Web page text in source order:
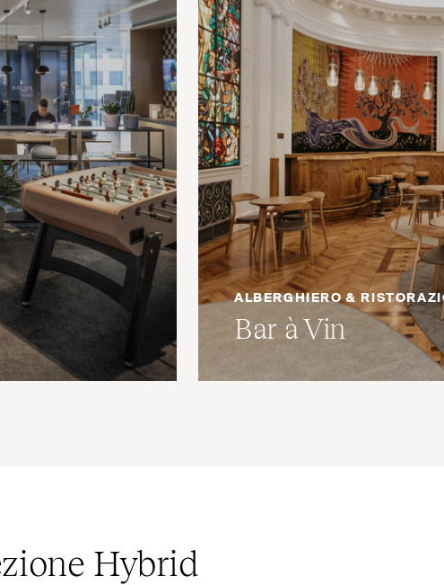
ALBERGHIERO &
Bar à Vin
Hybrid